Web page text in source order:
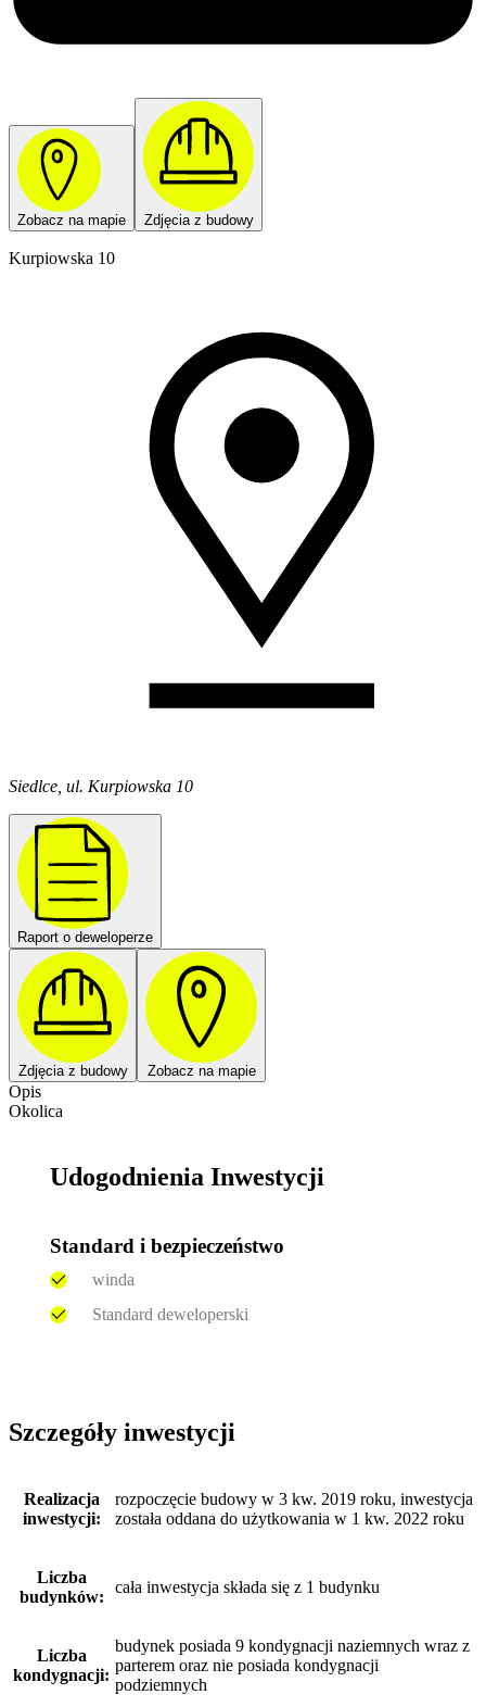
Zobacz na mapie Zdjęcia z budowy
Kurpiowska 10
Siedlce, ul. Kurpiowska 10
Raport o deweloperze
Zdjęcia z budowy Zobacz na mapie
Opis
Okolica
Udogodnienia Inwestycji
Standard i bezpieczeństwo
winda
Standard deweloperski
Szczegóły inwestycji
Realizacja
inwestycji:
rozpoczęcie budowy w 3 kw. 2019 roku, inwestycja
została oddana do użytkowania w 1 kw. 2022 roku
Liczba
budynków:
cała inwestycja składa się z 1 budynku
Liczba
kondygnacji:
budynek posiada 9 kondygnacji naziemnych wraz z
parterem oraz nie posiada kondygnacji
podziemnych